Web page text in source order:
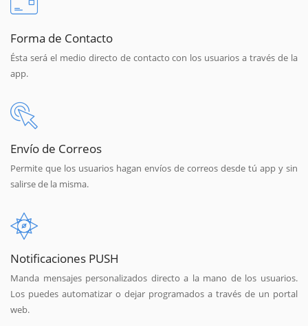
Forma de Contacto
Ésta será el medio directo de contacto con los usuarios a través de la
app.
Envío de Correos
Permite que los usuarios hagan envíos de correos desde tú app y sin
salirse de la misma.
Notificaciones PUSH
Manda mensajes personalizados directo a la mano de los usuarios.
Los puedes automatizar o dejar programados a través de un portal
web.